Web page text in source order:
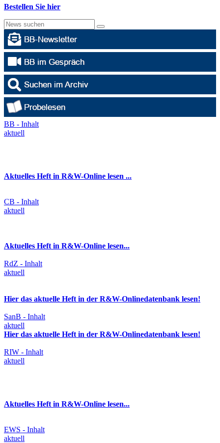
Bestellen Sie hier
BB - Inhalt
aktuell
Aktuelles Heft in R&W-Online lesen ...
CB - Inhalt
aktuell
Aktuelles Heft in R&W-Online lesen...
RdZ - Inhalt
aktuell
Hier das aktuelle Heft in der R&W-Onlinedatenbank lesen!
SanB - Inhalt
aktuell
Hier das aktuelle Heft in der R&W-Onlinedatenbank lesen!
RIW - Inhalt
aktuell
Aktuelles Heft in R&W-Online lesen...
EWS - Inhalt
aktuell